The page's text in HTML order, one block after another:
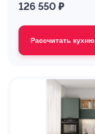
126 550 ₽
Рассчитать кухню